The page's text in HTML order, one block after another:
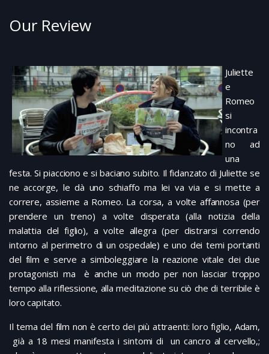
Our Review
Juliette
e
Romeo
si
incontra
no ad
una
festa. Si piacciono e si baciano subito. Il fidanzato di Juliette se
ne accorge, le dà uno schiaffo ma lei va via e si mette a
correre, assieme a Romeo. La corsa, a volte affannosa (per
prendere un treno) a volte disperata (alla notizia della
malattia del figlio), a volte allegra (per distrarsi correndo
intorno al perimetro di un ospedale) e uno dei temi portanti
del film e serve a simboleggiare la reazione vitale dei due
protagonisti ma è anche un modo per non lasciar troppo
tempo alla riflessione, alla meditazione su ciò che di terribile è
loro capitato.
Il tema del film non è certo dei più attraenti: loro figlio, Adam,
già a 18 mesi manifesta i sintomi di un cancro al cervello,;